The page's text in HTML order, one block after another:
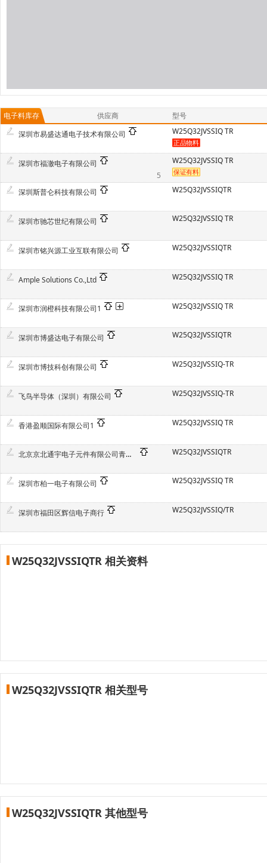
电子料库存 供应商
型号
深圳市易盛达通电子技术有限公司
W25Q32JVSSIQ TR
深圳市福澈电子有限公司
5
W25Q32JVSSIQ TR
深圳斯普仑科技有限公司 W25Q32JVSSIQTR
深圳市驰芯世纪有限公司 W25Q32JVSSIQ TR
深圳市铭兴源工业互联有限公司 W25Q32JVSSIQTR
Ample Solutions Co.,Ltd W25Q32JVSSIQ TR
深圳市润橙科技有限公司1 W25Q32JVSSIQ TR
深圳市博盛达电子有限公司 W25Q32JVSSIQTR
深圳市博技科创有限公司 W25Q32JVSSIQ-TR
飞鸟半导体（深圳）有限公司 W25Q32JVSSIQ-TR
香港盈顺国际有限公司1 W25Q32JVSSIQ TR
北京京北通宇电子元件有限公司青岛分公司 W25Q32JVSSIQTR
深圳市柏一电子有限公司 W25Q32JVSSIQ TR
深圳市福田区辉信电子商行 W25Q32JVSSIQ/TR
W25Q32JVSSIQTR 相关资料
W25Q32JVSSIQTR 相关型号
W25Q32JVSSIQTR 其他型号